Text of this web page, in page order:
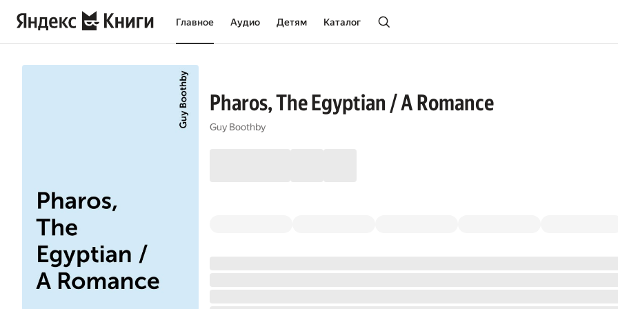
Главное Аудио Детям Каталог
Pharos, The Egyptian / A Romance
Guy Boothby